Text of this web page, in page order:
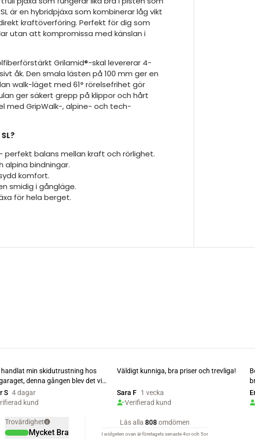
är en hybridpjäxa som kombinerar låg vikt
kraftöverföring. Perfekt för dig som
utan att kompromissa med känslan i
Grilamid®-skal levererar 4-
åk. Den smala lästen på 100 mm ger en
walk-läget med 61° rörelsefrihet gör
ger säkert grepp på klippor och hårt
med GripWalk-, alpine- och tech-
perfekt balans mellan kraft och rörlighet.
bindningar.
komfort.
smidig i gångläge.
för hela berget.